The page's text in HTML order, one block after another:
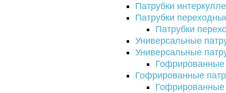
Патрубки
Патрубки
Патрубки
Универсальные
Универсальные
Гофрированные
Гофрированные
Гофрированные